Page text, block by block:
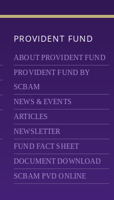
PROVIDENT FUND
ABOUT PROVIDENT FUND
PROVIDENT FUND BY
SCBAM
NEWS & EVENTS
ARTICLES
NEWSLETTER
FUND FACT SHEET
DOCUMENT DOWNLOAD
SCBAM PVD ONLINE